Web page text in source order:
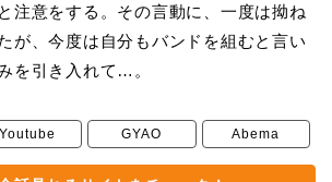
注意をする。その言動に、一度は拗ね
が、今度は自分もバンドを組むと言い
を引き入れて…。
Youtube GYAO Abema